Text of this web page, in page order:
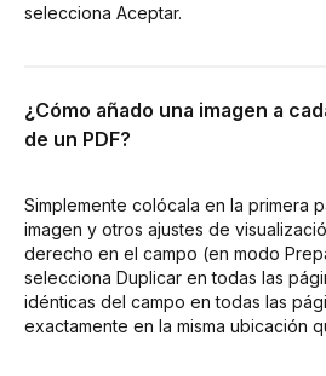
selecciona Aceptar.
¿Cómo añado una imagen a
de un PDF?
Simplemente colócala en la primera
imagen y otros ajustes de
derecho en el campo (en modo
selecciona Duplicar en todas las
idénticas del campo en todas las
exactamente en la misma ubicación